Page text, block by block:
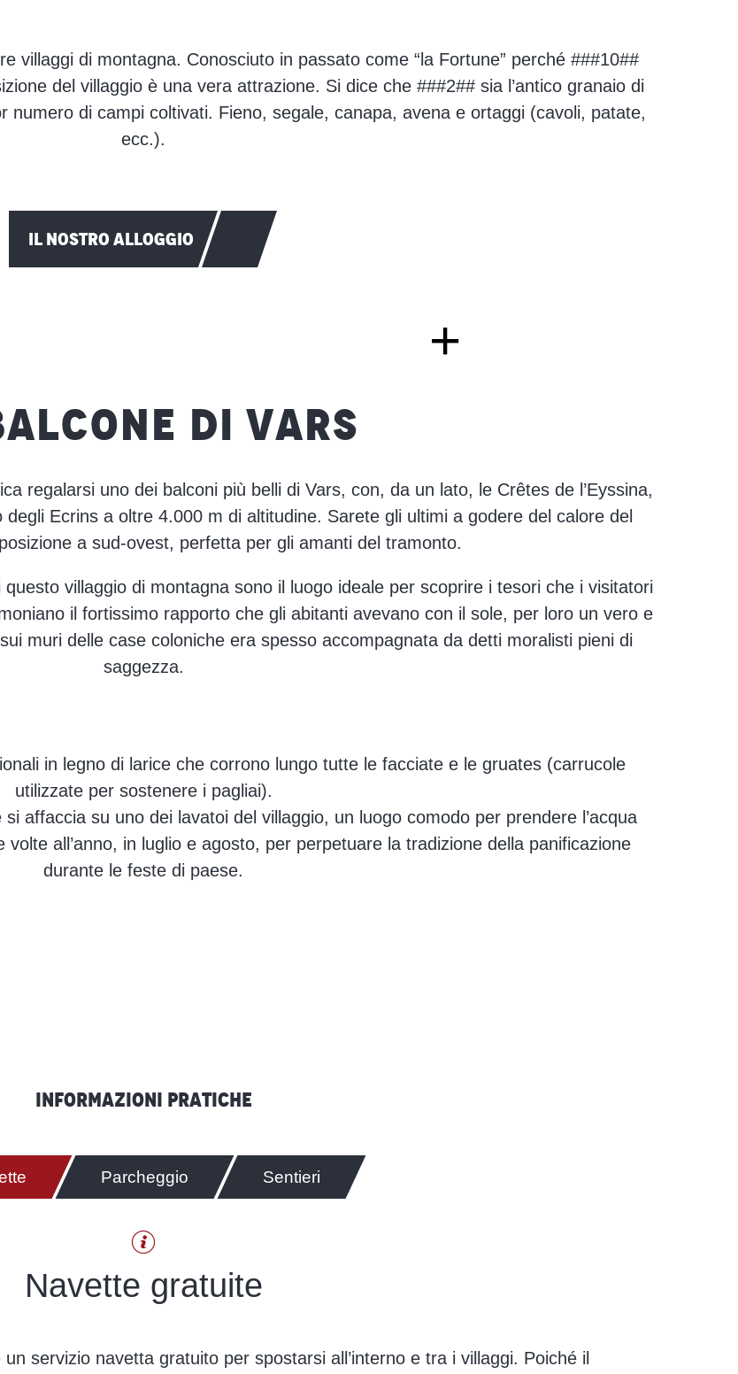
villaggi di montagna. Conosciuto in passato come “la Fortune” perché ###10##
del villaggio è una vera attrazione. Si dice che ###2## sia l’antico granaio di
numero di campi coltivati. Fieno, segale, canapa, avena e ortaggi (cavoli, patate,
ecc.).
IL NOSTRO ALLOGGIO
DI VARS
regalarsi uno dei balconi più belli di Vars, con, da un lato, le Crêtes de l’Eyssina,
Ecrins a oltre 4.000 m di altitudine. Sarete gli ultimi a godere del calore del
a sud-ovest, perfetta per gli amanti del tramonto.
villaggio di montagna sono il luogo ideale per scoprire i tesori che i visitatori
il fortissimo rapporto che gli abitanti avevano con il sole, per loro un vero e
muri delle case coloniche era spesso accompagnata da detti moralisti pieni di
saggezza.
in legno di larice che corrono lungo tutte le facciate e le gruates (carrucole
utilizzate per sostenere i pagliai).
affaccia su uno dei lavatoi del villaggio, un luogo comodo per prendere l’acqua
all’anno, in luglio e agosto, per perpetuare la tradizione della panificazione
durante le feste di paese.
Informazioni pratiche
Parcheggio Sentieri
Navette gratuite
servizio navetta gratuito per spostarsi all’interno e tra i villaggi. Poiché il